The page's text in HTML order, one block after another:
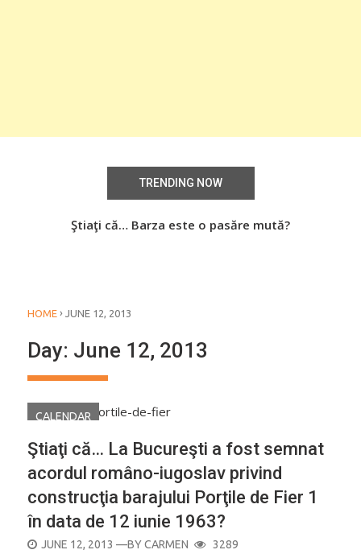
TRENDING NOW
Ştiaţi că… Barza este o pasăre mută?
HOME › JUNE 12, 2013
Day: June 12, 2013
CALENDAR
Ştiaţi că… La Bucureşti a fost semnat
acordul româno-iugoslav privind
construcţia barajului Porţile de Fier 1
în data de 12 iunie 1963?
POSTED
JUNE 12, 2013 —BYCARMEN 3289